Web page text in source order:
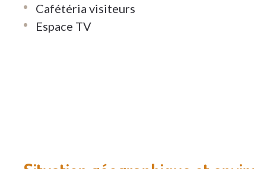
Cafétéria visiteurs
Espace TV